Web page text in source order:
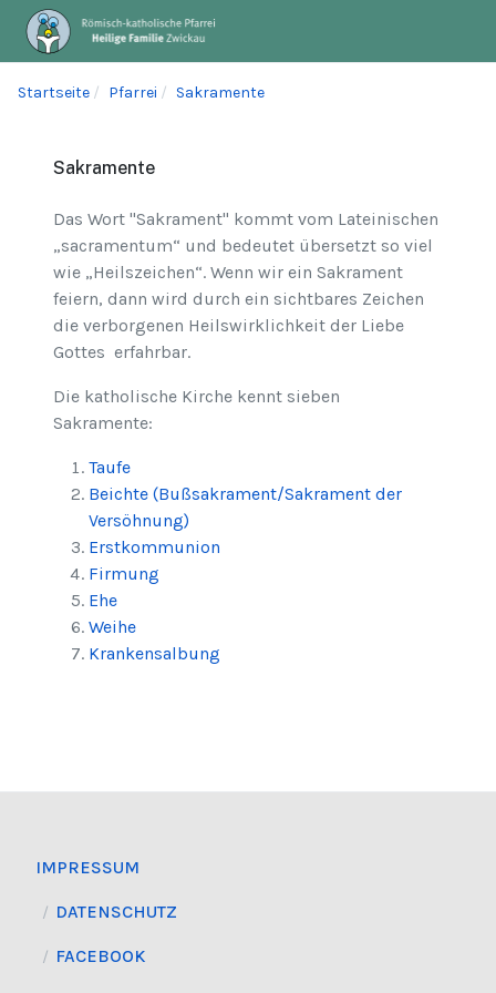
Startseite Pfarrei Sakramente
Sakramente
Das Wort "Sakrament" kommt vom Lateinischen
„sacramentum“ und bedeutet übersetzt so viel
wie „Heilszeichen“. Wenn wir ein Sakrament
feiern, dann wird durch ein sichtbares Zeichen
die verborgenen Heilswirklichkeit der Liebe
Gottes erfahrbar.
Die katholische Kirche kennt sieben
Sakramente:
Taufe
Beichte (Bußsakrament/Sakrament der
Versöhnung)
Erstkommunion
Firmung
Ehe
Weihe
Krankensalbung
IMPRESSUM
DATENSCHUTZ
FACEBOOK